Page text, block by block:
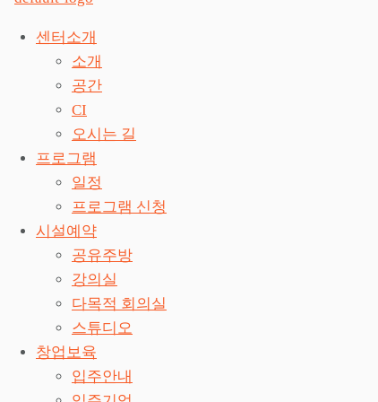
센터소개
소개
공간
CI
오시는 길
프로그램
일정
프로그램 신청
시설예약
공유주방
강의실
다목적 회의실
스튜디오
창업보육
입주안내